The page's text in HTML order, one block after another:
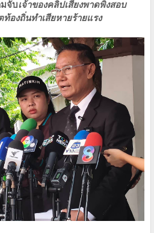
จับเจ้าของคลิปเสียงพาดพิงสอบ
องถิ่นทำเสียหายร้ายแรง